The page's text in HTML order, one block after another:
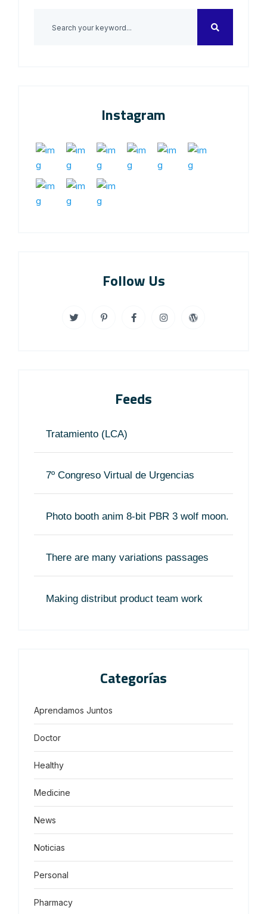
Instagram
Follow Us
Feeds
Tratamiento (LCA)
7º Congreso Virtual de Urgencias
Photo booth anim 8-bit PBR 3 wolf moon.
There are many variations passages
Making distribut product team work
Categorías
Aprendamos Juntos
Doctor
Healthy
Medicine
News
Noticias
Personal
Pharmacy